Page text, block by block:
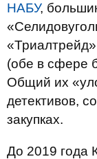
НАБУ,
(обе в сфере
Общий их
детективов,
закупках.
До 2019 года